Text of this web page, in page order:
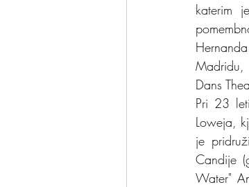
katerim
Madridu,
Dans
Pri 23
Loweja,
je
Candije
Water"